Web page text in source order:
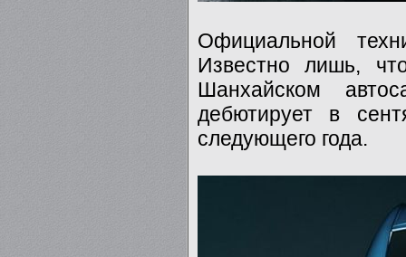
Официальной
Известно лишь,
Шанхайском
дебютирует в
следующего года.